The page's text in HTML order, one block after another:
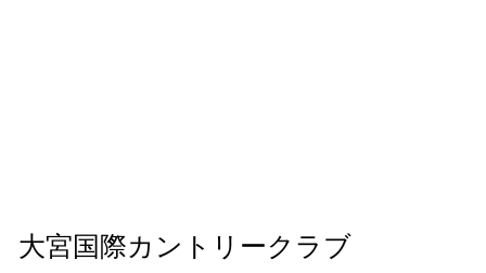
大宮国際カントリークラブ